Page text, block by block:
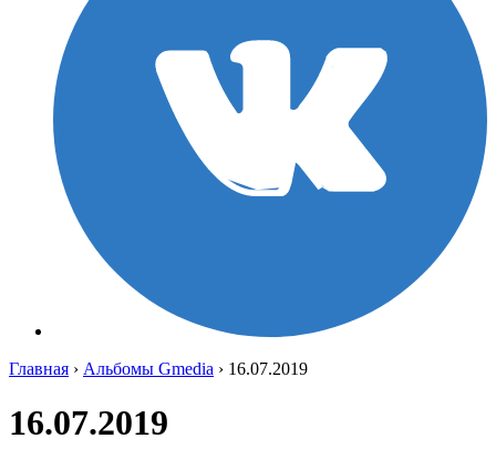
Главная › Альбомы Gmedia › 16.07.2019
16.07.2019